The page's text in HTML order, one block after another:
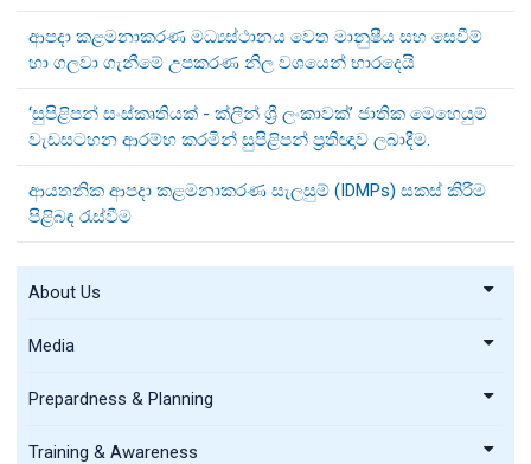
ආපදා කළමනාකරණ මධ්‍යස්ථානය වෙත මානුෂීය සහ සෙවීම්
හා ගලවා ගැනීමේ උපකරණ නිල වශයෙන් භාරදෙයි
‘සුපිළිපන් සංස්කෘතියක් - ක්ලීන් ශ්‍රී ලංකාවක්’ ජාතික මෙහෙයුම්
වැඩසටහන ආරම්භ කරමින් සුපිළිපන් ප්‍රතිඥාව ලබාදීම.
ආයතනික ආපදා කළමනාකරණ සැලසුම් (IDMPs) සකස් කිරීම
පිළිබඳ රැස්වීම
About Us
Media
Prepardness & Planning
Training & Awareness